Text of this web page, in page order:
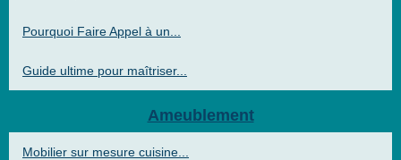
Pourquoi Faire Appel à un...
Guide ultime pour maîtriser...
Ameublement
Mobilier sur mesure cuisine...